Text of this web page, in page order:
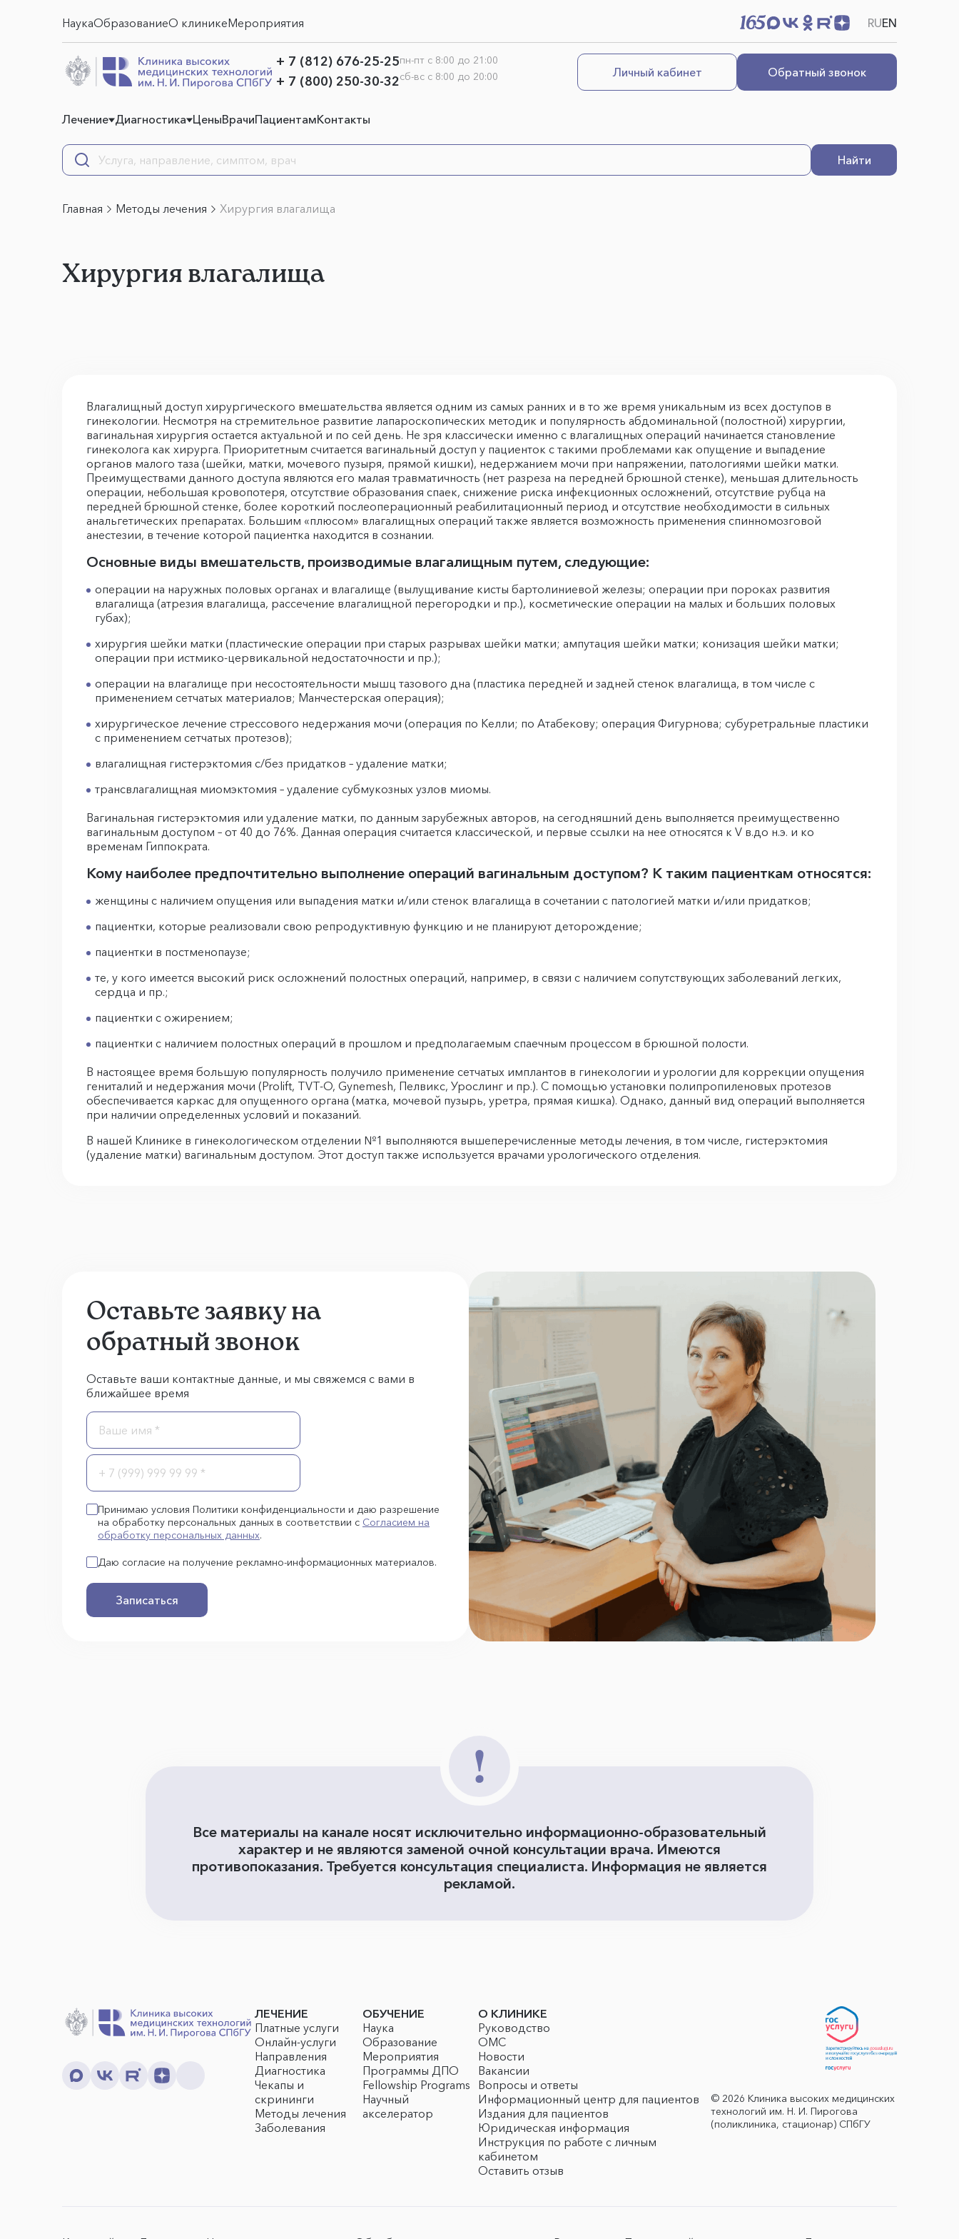
НаукаОбразованиеО клиникеМероприятия RUEN
+ 7 (812) 676-25-25
+ 7 (800) 250-30-32
пн-пт с 8:00 до 21:00
сб-вс с 8:00 до 20:00
Обратный звонок
Личный кабинет
Лечение Диагностика ЦеныВрачиПациентамКонтакты
Найти
Главная Методы лечения Хирургия влагалища
Хирургия влагалища
Влагалищный доступ хирургического вмешательства является одним из самых ранних и в то же время уникальным из всех доступов в
гинекологии. Несмотря на стремительное развитие лапароскопических методик и популярность абдоминальной (полостной) хирургии,
вагинальная хирургия остается актуальной и по сей день. Не зря классически именно с влагалищных операций начинается становление
гинеколога как хирурга. Приоритетным считается вагинальный доступ у пациенток с такими проблемами как опущение и выпадение
органов малого таза (шейки, матки, мочевого пузыря, прямой кишки), недержанием мочи при напряжении, патологиями шейки матки.
Преимуществами данного доступа являются его малая травматичность (нет разреза на передней брюшной стенке), меньшая длительность
операции, небольшая кровопотеря, отсутствие образования спаек, снижение риска инфекционных осложнений, отсутствие рубца на
передней брюшной стенке, более короткий послеоперационный реабилитационный период и отсутствие необходимости в сильных
анальгетических препаратах. Большим «плюсом» влагалищных операций также является возможность применения спинномозговой
анестезии, в течение которой пациентка находится в сознании.
Основные виды вмешательств, производимые влагалищным путем, следующие:
операции на наружных половых органах и влагалище (вылущивание кисты бартолиниевой железы; операции при пороках развития
влагалища (атрезия влагалища, рассечение влагалищной перегородки и пр.), косметические операции на малых и больших половых
губах);
хирургия шейки матки (пластические операции при старых разрывах шейки матки; ампутация шейки матки; конизация шейки матки;
операции при истмико-цервикальной недостаточности и пр.);
операции на влагалище при несостоятельности мышц тазового дна (пластика передней и задней стенок влагалища, в том числе с
применением сетчатых материалов; Манчестерская операция);
хирургическое лечение стрессового недержания мочи (операция по Келли; по Атабекову; операция Фигурнова; субуретральные пластики
с применением сетчатых протезов);
влагалищная гистерэктомия с/без придатков – удаление матки;
трансвлагалищная миомэктомия – удаление субмукозных узлов миомы.
Вагинальная гистерэктомия или удаление матки, по данным зарубежных авторов, на сегодняшний день выполняется преимущественно
вагинальным доступом – от 40 до 76%. Данная операция считается классической, и первые ссылки на нее относятся к V в.до н.э. и ко
временам Гиппократа.
Кому наиболее предпочтительно выполнение операций вагинальным доступом? К таким пациенткам относятся:
женщины с наличием опущения или выпадения матки и/или стенок влагалища в сочетании с патологией матки и/или придатков;
пациентки, которые реализовали свою репродуктивную функцию и не планируют деторождение;
пациентки в постменопаузе;
те, у кого имеется высокий риск осложнений полостных операций, например, в связи с наличием сопутствующих заболеваний легких,
сердца и пр.;
пациентки с ожирением;
пациентки с наличием полостных операций в прошлом и предполагаемым спаечным процессом в брюшной полости.
В настоящее время большую популярность получило применение сетчатых имплантов в гинекологии и урологии для коррекции опущения
гениталий и недержания мочи (Prolift, TVT-O, Gynemesh, Пелвикс, Урослинг и пр.). С помощью установки полипропиленовых протезов
обеспечивается каркас для опущенного органа (матка, мочевой пузырь, уретра, прямая кишка). Однако, данный вид операций выполняется
при наличии определенных условий и показаний.
В нашей Клинике в гинекологическом отделении №1 выполняются вышеперечисленные методы лечения, в том числе, гистерэктомия
(удаление матки) вагинальным доступом. Этот доступ также используется врачами урологического отделения.
Оставьте заявку на
обратный звонок
Оставьте ваши контактные данные, и мы свяжемся с вами в
ближайшее время
Принимаю условия Политики конфиденциальности и даю разрешение
на обработку персональных данных в соответствии с Согласием на
обработку персональных данных.
Даю согласие на получение рекламно-информационных материалов.
Записаться
Все материалы на канале носят исключительно информационно-образовательный
характер и не являются заменой очной консультации врача. Имеются
противопоказания. Требуется консультация специалиста. Информация не является
рекламой.
ЛЕЧЕНИЕ
Платные услуги
Онлайн-услуги
Направления
Диагностика
Чекапы и
скрининги
Методы лечения
Заболевания
ОБУЧЕНИЕ
Наука
Образование
Мероприятия
Программы ДПО
Fellowship Programs
Научный
акселератор
О КЛИНИКЕ
Руководство
ОМС
Новости
Вакансии
Вопросы и ответы
Информационный центр для пациентов
Издания для пациентов
Юридическая информация
Инструкция по работе с личным
кабинетом
Оставить отзыв
© 2026 Клиника высоких медицинских
технологий им. Н. И. Пирогова
(поликлиника, стационар) СПбГУ